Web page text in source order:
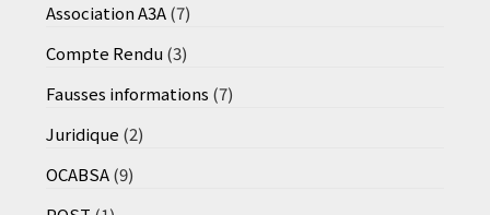
Association A3A(7)
Compte Rendu (3)
Fausses informations (7)
Juridique (2)
OCABSA(9)